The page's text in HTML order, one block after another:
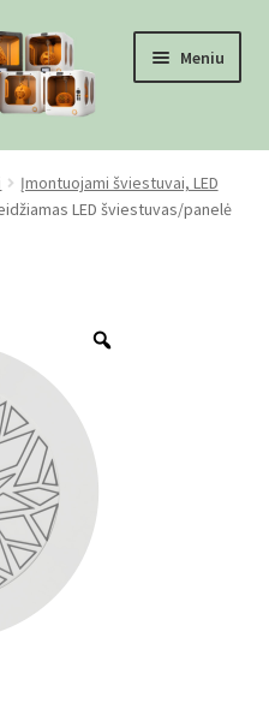
Meniu
Įmontuojami šviestuvai, LED
LED šviestuvas/panelė